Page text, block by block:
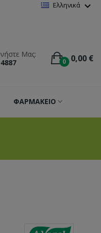
Ελληνικά expand_more
0 0,00 €
Μας:
ΦΑΡΜΑΚΕΙΟ